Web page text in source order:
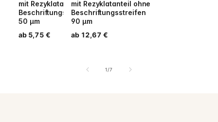
mit Rezyklatanteil ohne
Beschriftungsstreifen
50 µm
Normaler Preis
ab 5,75 €
mit Rezyklatanteil ohne
Beschriftungsstreifen
90 µm
Normaler Preis
ab 12,67 €
1/von
7